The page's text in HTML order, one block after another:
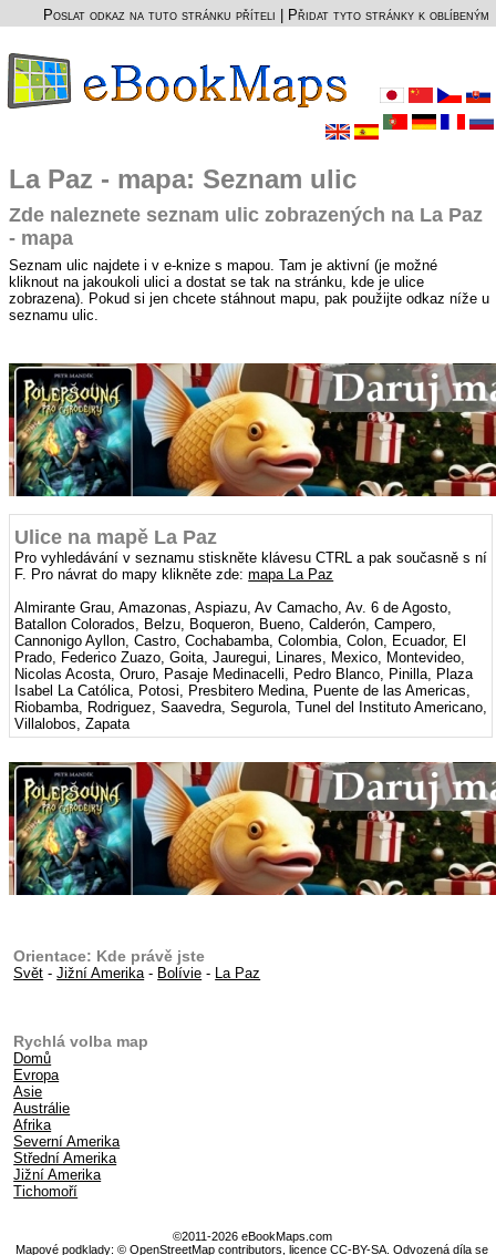
Poslat odkaz na tuto stránku příteli Přidat tyto stránky k oblíbeným
La Paz - mapa: Seznam ulic
Zde naleznete seznam ulic zobrazených na La Paz
- mapa
Seznam ulic najdete i v e-knize s mapou. Tam je aktivní (je možné
kliknout na jakoukoli ulici a dostat se tak na stránku, kde je ulice
zobrazena). Pokud si jen chcete stáhnout mapu, pak použijte odkaz níže u
seznamu ulic.
Ulice na mapě La Paz
Pro vyhledávání v seznamu stiskněte klávesu CTRL a pak současně s ní
F. Pro návrat do mapy klikněte zde:mapa La Paz
Almirante Grau, Amazonas, Aspiazu, Av Camacho, Av. 6 de Agosto,
Batallon Colorados, Belzu, Boqueron, Bueno, Calderón, Campero,
Cannonigo Ayllon, Castro, Cochabamba, Colombia, Colon, Ecuador, El
Prado, Federico Zuazo, Goita, Jauregui, Linares, Mexico, Montevideo,
Nicolas Acosta, Oruro, Pasaje Medinacelli, Pedro Blanco, Pinilla, Plaza
Isabel La Católica, Potosi, Presbitero Medina, Puente de las Americas,
Riobamba, Rodriguez, Saavedra, Segurola, Tunel del Instituto Americano,
Villalobos, Zapata
Orientace: Kde právě jste
Svět -Jižní Amerika- Bolívie - La Paz
Rychlá volba map
Domů
Evropa
Asie
Austrálie
Afrika
Severní Amerika
Střední Amerika
Jižní Amerika
Tichomoří
©2011-2026 eBookMaps.com
Mapové podklady: © OpenStreetMap contributors, licence CC-BY-SA. Odvozená díla se